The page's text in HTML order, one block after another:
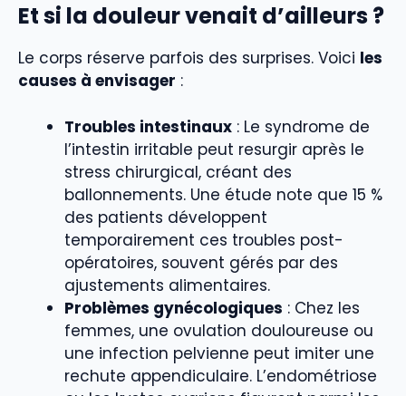
Et si la douleur venait d’ailleurs ?
Le corps réserve parfois des surprises. Voici les
causes à envisager :
Troubles intestinaux : Le syndrome de
l’intestin irritable peut resurgir après le
stress chirurgical, créant des
ballonnements. Une étude note que 15 %
des patients développent
temporairement ces troubles post-
opératoires, souvent gérés par des
ajustements alimentaires.
Problèmes gynécologiques : Chez les
femmes, une ovulation douloureuse ou
une infection pelvienne peut imiter une
rechute appendiculaire. L’endométriose